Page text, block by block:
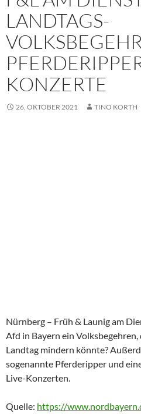
LANDTAGS-
KONZERTE
26. OKTOBER 2021 TINO KORTH
Nürnberg – Früh & Launig am
Afd in Bayern ein
Landtag mindern könnte?
sogenannte Pferderipper und
Live-Konzerten.
Quelle: https://